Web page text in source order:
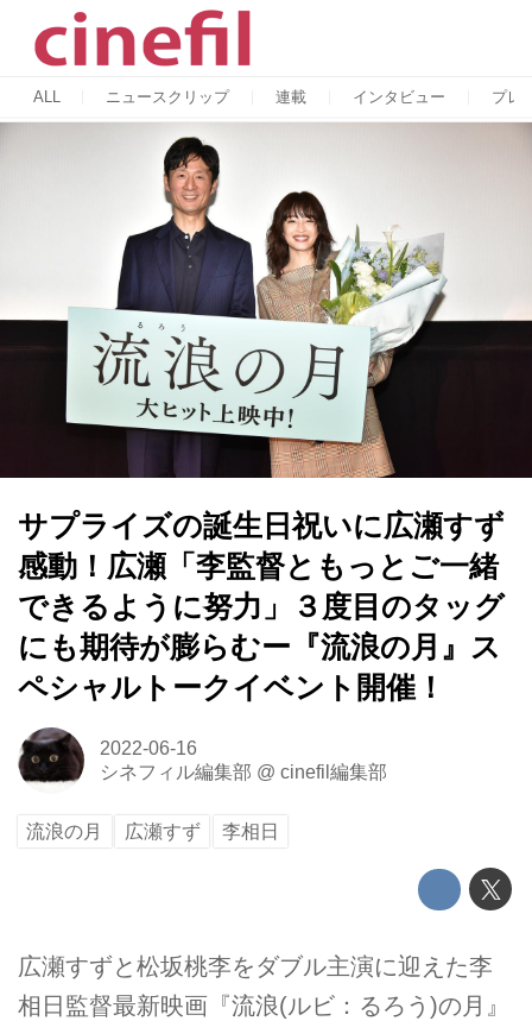
ALL ニュースクリップ 連載 インタビュー プレ
サプライズの誕生日祝いに広瀬すず
感動！広瀬「李監督ともっとご一緒
できるように努力」３度目のタッグ
にも期待が膨らむー『流浪の月』ス
ペシャルトークイベント開催！
2022-06-16
シネフィル編集部 @ cinefil編集部
流浪の月 広瀬すず 李相日
広瀬すずと松坂桃李をダブル主演に迎えた李
相日監督最新映画『流浪(ルビ：るろう)の月』